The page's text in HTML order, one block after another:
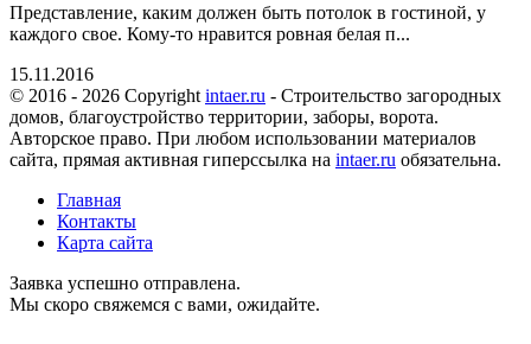
Представление, каким должен быть потолок в гостиной, у
каждого свое. Кому-то нравится ровная белая п...
15.11.2016
© 2016 - 2026 Copyright intaer.ru - Cтроительство загородных
домов, благоустройство территории, заборы, ворота.
Авторское право. При любом использовании материалов
сайта, прямая активная гиперссылка на intaer.ru обязательна.
Главная
Контакты
Карта сайта
Заявка успешно отправлена.
Мы скоро свяжемся с вами, ожидайте.